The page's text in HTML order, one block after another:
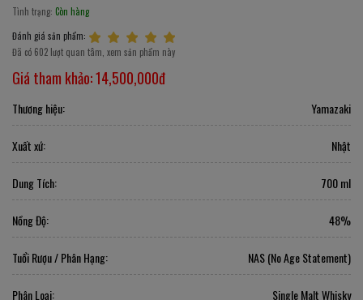
Tình trạng: Còn hàng
Đánh giá sản phẩm:
Đã có 602 lượt quan tâm, xem sản phẩm này
Giá tham khảo:14,500,000đ
Thương hiệu: Yamazaki
Xuất xứ: Nhật
Dung Tích: 700 ml
Nồng Độ: 48%
Tuổi Rượu / Phân Hạng: NAS (No Age Statement)
Phân Loại: Single Malt Whisky